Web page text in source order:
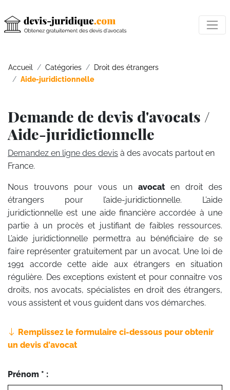
Accueil Catégories
Droit des étrangers
Aide-juridictionnelle
Demande de devis d'avocats /
Aide-juridictionnelle
Demandez en ligne des devis à des avocats partout en
France.
Nous trouvons pour vous un avocat en droit des
étrangers pour l’aide-juridictionnelle. L’aide
juridictionnelle est une aide financière accordée à une
partie à un procès et justifiant de faibles ressources.
L’aide juridictionnelle permettra au bénéficiaire de se
faire représenter gratuitement par un avocat. Une loi de
1991 accorde cette aide aux étrangers en situation
régulière. Des exceptions existent et pour connaitre vos
droits, nos avocats, spécialistes en droit des étrangers,
vous assistent et vous guident dans vos démarches.
Remplissez le formulaire ci-dessous pour obtenir
un devis d'avocat
Prénom * :